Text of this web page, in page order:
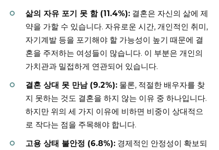
삶의 자유 포기 못 함 (11.4%): 결혼은 자신의 삶에 제
약을 가할 수 있습니다. 자유로운 시간, 개인적인 취미,
자기계발 등을 포기해야 할 가능성이 높기 때문에 결
혼을 주저하는 여성들이 많습니다. 이 부분은 개인의
가치관과 밀접하게 연관되어 있습니다.
결혼 상대 못 만남 (9.2%): 물론, 적절한 배우자를 찾
지 못하는 것도 결혼을 하지 않는 이유 중 하나입니다.
하지만 위의 세 가지 이유에 비하면 비중이 상대적으
로 작다는 점을 주목해야 합니다.
고용 상태 불안정 (6.8%): 경제적인 안정성이 확보되